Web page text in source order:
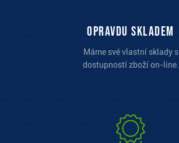
opravdu skladem
Máme své vlastní sklady s
dostupností zboží on-line.